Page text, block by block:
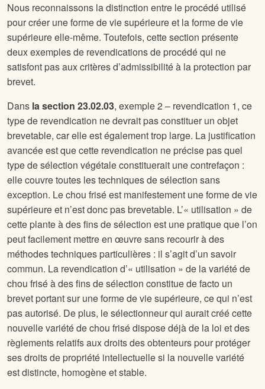
Nous reconnaissons la distinction entre le procédé utilisé
pour créer une forme de vie supérieure et la forme de vie
supérieure elle-même. Toutefois, cette section présente
deux exemples de revendications de procédé qui ne
satisfont pas aux critères d’admissibilité à la protection par
brevet.
Dans la section 23.02.03, exemple 2 – revendication 1, ce
type de revendication ne devrait pas constituer un objet
brevetable, car elle est également trop large. La justification
avancée est que cette revendication ne précise pas quel
type de sélection végétale constituerait une contrefaçon :
elle couvre toutes les techniques de sélection sans
exception. Le chou frisé est manifestement une forme de vie
supérieure et n’est donc pas brevetable. L’« utilisation » de
cette plante à des fins de sélection est une pratique que l’on
peut facilement mettre en œuvre sans recourir à des
méthodes techniques particulières : il s’agit d’un savoir
commun. La revendication d’« utilisation » de la variété de
chou frisé à des fins de sélection constitue de facto un
brevet portant sur une forme de vie supérieure, ce qui n’est
pas autorisé. De plus, le sélectionneur qui aurait créé cette
nouvelle variété de chou frisé dispose déjà de la loi et des
règlements relatifs aux droits des obtenteurs pour protéger
ses droits de propriété intellectuelle si la nouvelle variété
est distincte, homogène et stable.